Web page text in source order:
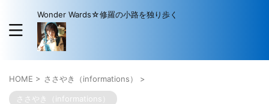
Wonder Wards☆修羅の小路を独り歩く
HOME > ささやき（informations） >
ささやき（informations）